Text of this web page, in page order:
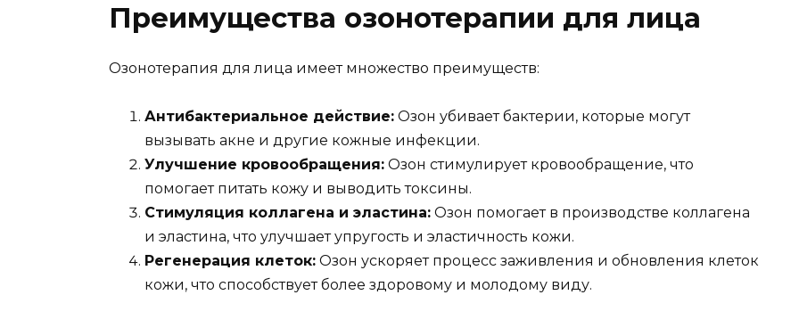
Преимущества озонотерапии для лица
Озонотерапия для лица имеет множество преимуществ:
Антибактериальное действие: Озон убивает бактерии, которые могут
вызывать акне и другие кожные инфекции.
Улучшение кровообращения: Озон стимулирует кровообращение, что
помогает питать кожу и выводить токсины.
Стимуляция коллагена и эластина: Озон помогает в производстве коллагена
и эластина, что улучшает упругость и эластичность кожи.
Регенерация клеток: Озон ускоряет процесс заживления и обновления клеток
кожи, что способствует более здоровому и молодому виду.